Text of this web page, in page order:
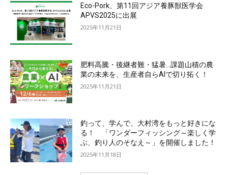
Eco-Pork、第11回アジア養豚獣医学会
APVS2025に出展
2025年11月21日
肥料高騰・後継者難・猛暑…課題山積の農
業の未来を、生産者自らAIで切り拓く！
2025年11月21日
釣って、学んで、大村湾をもっと好きにな
る！ 「ワンダーフィッシング～楽しく学
ぶ、釣り人のそなえ～」を開催しました！
2025年11月18日